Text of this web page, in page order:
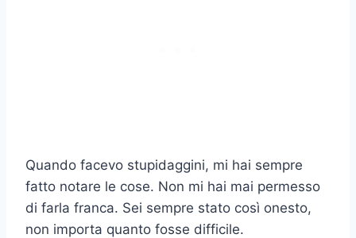
Quando facevo stupidaggini, mi hai sempre
fatto notare le cose. Non mi hai mai permesso
di farla franca. Sei sempre stato così onesto,
non importa quanto fosse difficile.